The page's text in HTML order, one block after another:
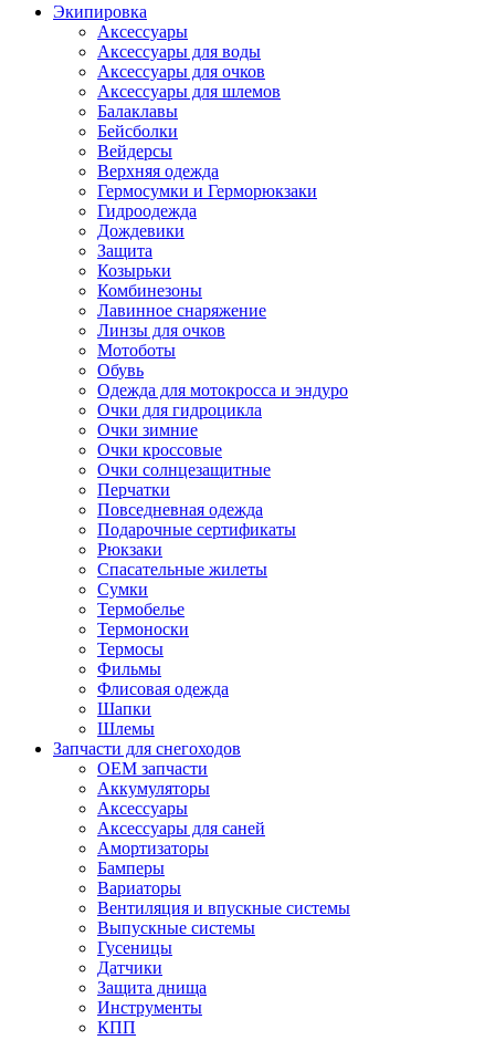
Экипировка
Аксессуары
Аксессуары для воды
Аксессуары для очков
Аксессуары для шлемов
Балаклавы
Бейсболки
Вейдерсы
Верхняя одежда
Гермосумки и Герморюкзаки
Гидроодежда
Дождевики
Защита
Козырьки
Комбинезоны
Лавинное снаряжение
Линзы для очков
Мотоботы
Обувь
Одежда для мотокросса и эндуро
Очки для гидроцикла
Очки зимние
Очки кроссовые
Очки солнцезащитные
Перчатки
Повседневная одежда
Подарочные сертификаты
Рюкзаки
Спасательные жилеты
Сумки
Термобелье
Термоноски
Термосы
Фильмы
Флисовая одежда
Шапки
Шлемы
Запчасти для снегоходов
OEM запчасти
Аккумуляторы
Аксессуары
Аксессуары для саней
Амортизаторы
Бамперы
Вариаторы
Вентиляция и впускные системы
Выпускные системы
Гусеницы
Датчики
Защита днища
Инструменты
КПП